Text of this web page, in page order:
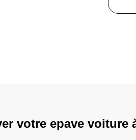
votre epave voiture